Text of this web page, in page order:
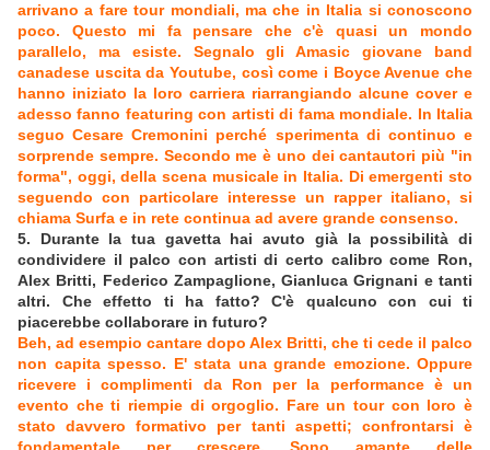
arrivano a fare tour mondiali, ma che in Italia si conoscono
poco. Questo mi fa pensare che c'è quasi un mondo
parallelo, ma esiste. Segnalo gli Amasic giovane band
canadese uscita da Youtube, così come i Boyce Avenue che
hanno iniziato la loro carriera riarrangiando alcune cover e
adesso fanno featuring con artisti di fama mondiale. In Italia
seguo Cesare Cremonini perché sperimenta di continuo e
sorprende sempre. Secondo me è uno dei cantautori più "in
forma", oggi, della scena musicale in Italia. Di emergenti sto
seguendo con particolare interesse un rapper italiano, si
chiama Surfa e in rete continua ad avere grande consenso.
5. Durante la tua gavetta hai avuto già la possibilità di
condividere il palco con artisti di certo calibro come Ron,
Alex Britti, Federico Zampaglione, Gianluca Grignani e tanti
altri. Che effetto ti ha fatto? C'è qualcuno con cui ti
piacerebbe collaborare in futuro?
Beh, ad esempio cantare dopo Alex Britti, che ti cede il palco
non capita spesso. E' stata una grande emozione. Oppure
ricevere i complimenti da Ron per la performance è un
evento che ti riempie di orgoglio. Fare un tour con loro è
stato davvero formativo per tanti aspetti; confrontarsi è